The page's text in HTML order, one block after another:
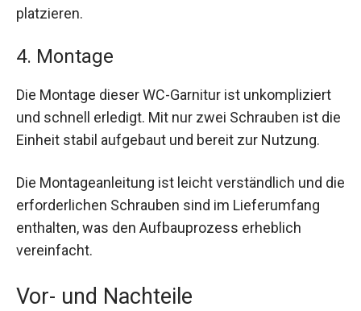
platzieren.
4. Montage
Die Montage dieser WC-Garnitur ist unkompliziert
und schnell erledigt. Mit nur zwei Schrauben ist die
Einheit stabil aufgebaut und bereit zur Nutzung.
Die Montageanleitung ist leicht verständlich und die
erforderlichen Schrauben sind im Lieferumfang
enthalten, was den Aufbauprozess erheblich
vereinfacht.
Vor- und Nachteile